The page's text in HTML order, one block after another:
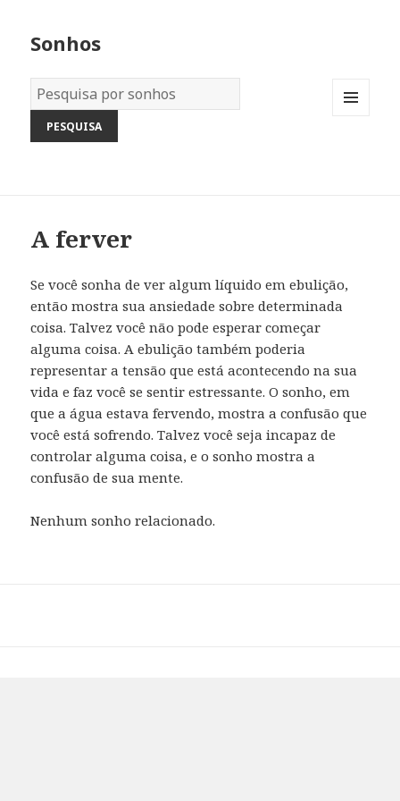
Sonhos
Dicionário
dos
Sonhos:
A ferver
Se você sonha de ver algum líquido em ebulição,
então mostra sua ansiedade sobre determinada
coisa. Talvez você não pode esperar começar
alguma coisa. A ebulição também poderia
representar a tensão que está acontecendo na sua
vida e faz você se sentir estressante. O sonho, em
que a água estava fervendo, mostra a confusão que
você está sofrendo. Talvez você seja incapaz de
controlar alguma coisa, e o sonho mostra a
confusão de sua mente.
Nenhum sonho relacionado.